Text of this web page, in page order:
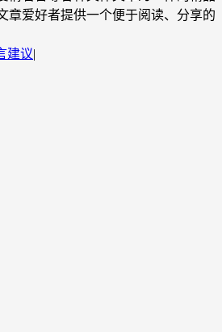
章爱好者提供一个便于阅读、分享的
建议|